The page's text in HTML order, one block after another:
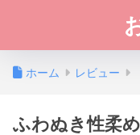
ホーム レビュー
ふわぬき性柔